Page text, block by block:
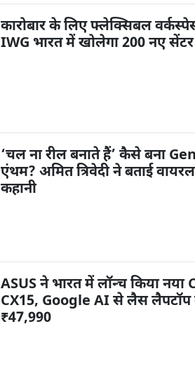
कारोबार के लिए फ्लेक्सिबल
IWG भारत में खोलेगा 200 नए सेंटर
‘चल ना रील बनाते हैं’ कैसे बना
एंथम? अमित त्रिवेदी ने बताई
कहानी
ASUS ने भारत में लॉन्च किया
CX15, Google AI से लैस लैपटॉप
₹47,990